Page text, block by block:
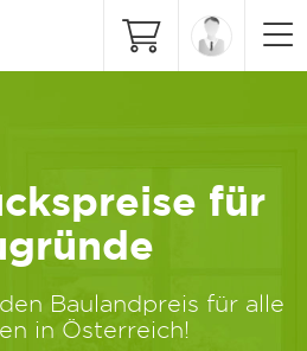
für
Baulandpreis für alle
in Österreich!